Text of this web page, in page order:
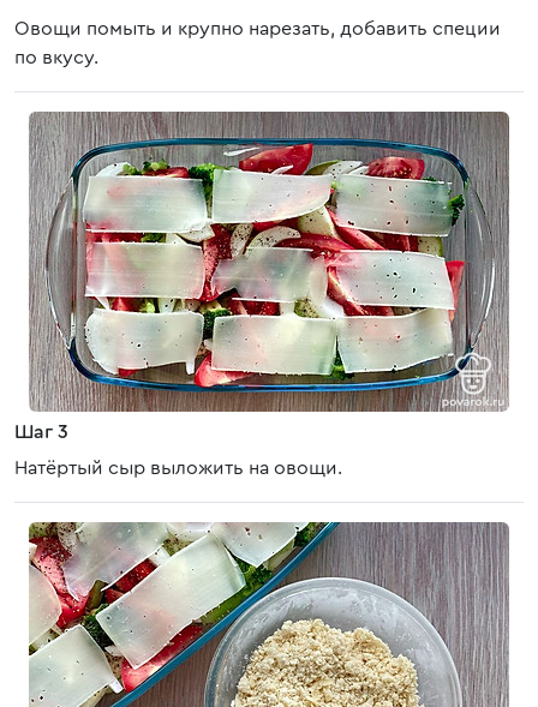
Овощи помыть и крупно нарезать, добавить специи
по вкусу.
Шаг 3
Натёртый сыр выложить на овощи.